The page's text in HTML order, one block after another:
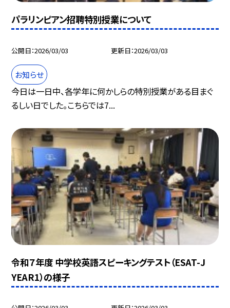
パラリンピアン招聘特別授業について
公開日 2026/03/03 更新日 2026/03/03
お知らせ
今日は一日中、各学年に何かしらの特別授業がある目まぐ
るしい日でした。こちらでは7...
令和７年度 中学校英語スピーキングテスト（ESAT-J
YEAR1）の様子